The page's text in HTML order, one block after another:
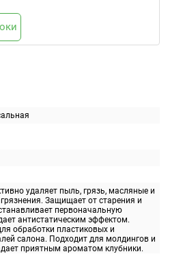
удаляет пыль, грязь, масляные и
Защищает от старения и
первоначальную
антистатическим эффектом.
обработки пластиковых и
салона. Подходит для молдингов и
приятным ароматом клубники.